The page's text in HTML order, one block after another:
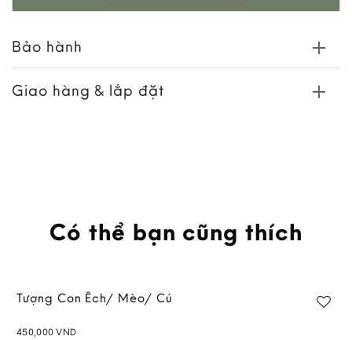
Bảo hành
Giao hàng & lắp đặt
Có thể bạn cũng thích
Tượng Con Ếch/ Mèo/ Cú
450,000VND